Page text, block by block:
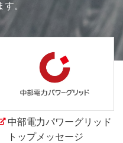
。
中部電力パワーグリッド
トップメッセージ